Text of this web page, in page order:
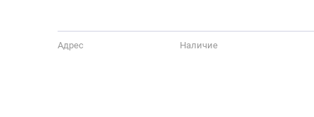
Адрес Наличие